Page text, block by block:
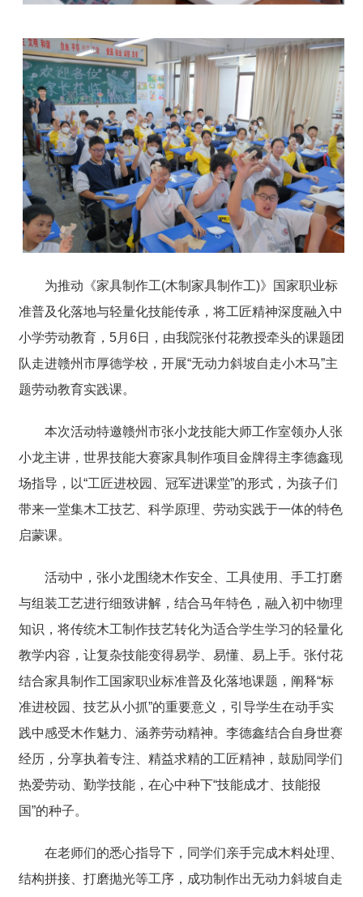
为推动《家具制作工(木制家具制作工)》国家职业标
准普及化落地与轻量化技能传承，将工匠精神深度融入中
小学劳动教育，5月6日，由我院张付花教授牵头的课题团
队走进赣州市厚德学校，开展“无动力斜坡自走小木马”主
题劳动教育实践课。
本次活动特邀赣州市张小龙技能大师工作室领办人张
小龙主讲，世界技能大赛家具制作项目金牌得主李德鑫现
场指导，以“工匠进校园、冠军进课堂”的形式，为孩子们
带来一堂集木工技艺、科学原理、劳动实践于一体的特色
启蒙课。
活动中，张小龙围绕木作安全、工具使用、手工打磨
与组装工艺进行细致讲解，结合马年特色，融入初中物理
知识，将传统木工制作技艺转化为适合学生学习的轻量化
教学内容，让复杂技能变得易学、易懂、易上手。张付花
结合家具制作工国家职业标准普及化落地课题，阐释“标
准进校园、技艺从小抓”的重要意义，引导学生在动手实
践中感受木作魅力、涵养劳动精神。李德鑫结合自身世赛
经历，分享执着专注、精益求精的工匠精神，鼓励同学们
热爱劳动、勤学技能，在心中种下“技能成才、技能报
国”的种子。
在老师们的悉心指导下，同学们亲手完成木料处理、
结构拼接、打磨抛光等工序，成功制作出无动力斜坡自走